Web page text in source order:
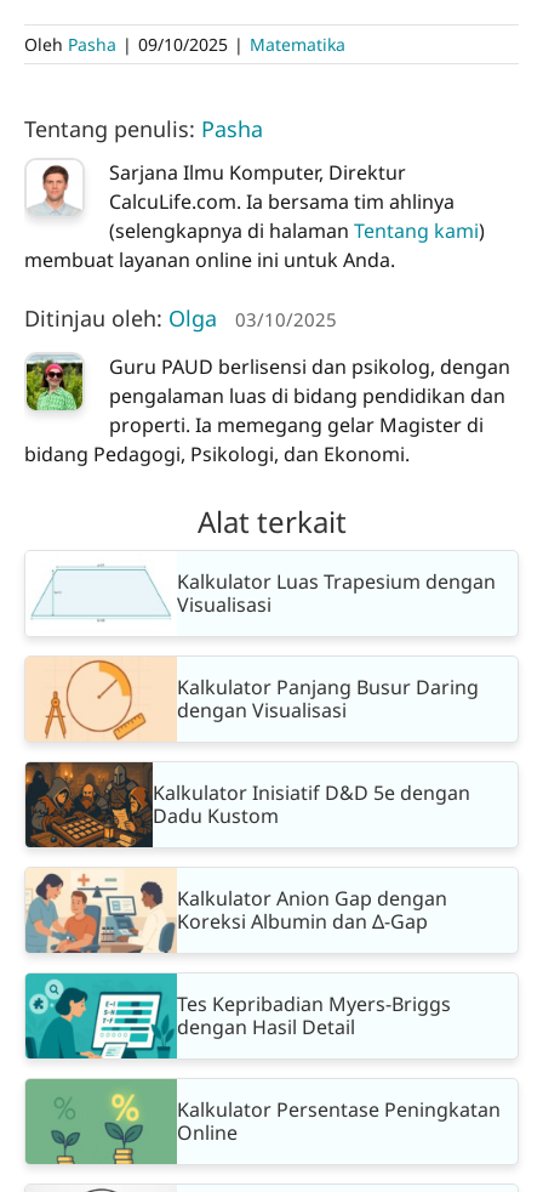
Oleh Pasha | 09/10/2025 | Matematika
Tentang penulis: Pasha
Sarjana Ilmu Komputer, Direktur
CalcuLife.com. Ia bersama tim ahlinya
(selengkapnya di halaman Tentang kami)
membuat layanan online ini untuk Anda.
Ditinjau oleh: Olga 03/10/2025
Guru PAUD berlisensi dan psikolog, dengan
pengalaman luas di bidang pendidikan dan
properti. Ia memegang gelar Magister di
bidang Pedagogi, Psikologi, dan Ekonomi.
Alat terkait
Kalkulator Luas Trapesium dengan
Visualisasi
Kalkulator Panjang Busur Daring
dengan Visualisasi
Kalkulator Inisiatif D&D 5e dengan
Dadu Kustom
Kalkulator Anion Gap dengan
Koreksi Albumin dan Δ-Gap
Tes Kepribadian Myers-Briggs
dengan Hasil Detail
Kalkulator Persentase Peningkatan
Online